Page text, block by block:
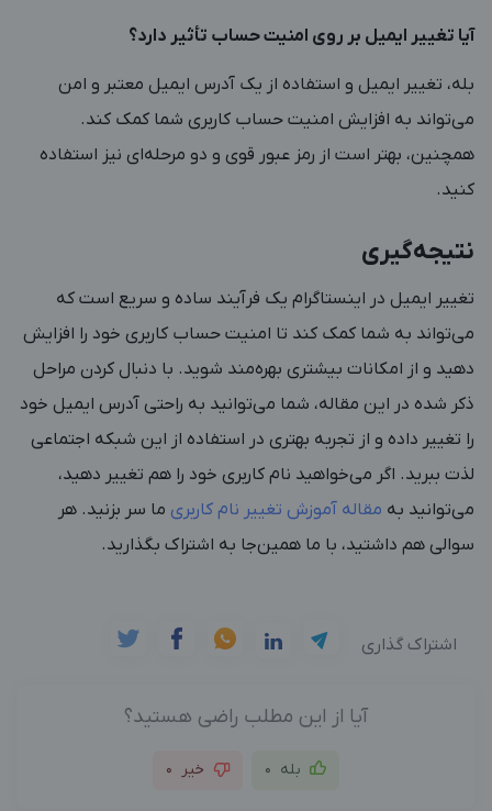
آیا تغییر ایمیل بر روی امنیت حساب تأثیر دارد؟
بله، تغییر ایمیل و استفاده از یک آدرس ایمیل معتبر و امن
می‌تواند به افزایش امنیت حساب کاربری شما کمک کند.
همچنین، بهتر است از رمز عبور قوی و دو مرحله‌ای نیز استفاده
کنید.
نتیجه‌گیری
تغییر ایمیل در اینستاگرام یک فرآیند ساده و سریع است که
می‌تواند به شما کمک کند تا امنیت حساب کاربری خود را افزایش
دهید و از امکانات بیشتری بهره‌مند شوید. با دنبال کردن مراحل
ذکر شده در این مقاله، شما می‌توانید به راحتی آدرس ایمیل خود
را تغییر داده و از تجربه بهتری در استفاده از این شبکه اجتماعی
لذت ببرید. اگر می‌خواهید نام کاربری خود را هم تغییر دهید،
می‌توانید به مقاله آموزش تغییر نام کاربری ما سر بزنید. هر
سوالی هم داشتید، با ما همین‌جا به اشتراک بگذارید.
اشتراک گذاری
آیا از این مطلب راضی هستید؟
بله 0 خیر 0